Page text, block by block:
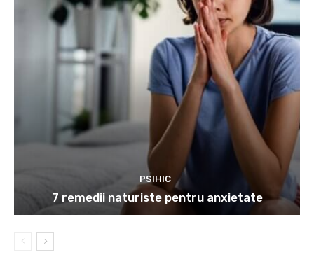
PSIHIC
7 remedii naturiste pentru anxietate